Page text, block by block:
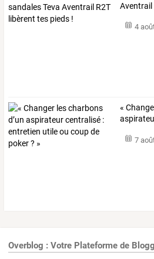
Aventrail
4
«
7
Overblog : Votre Plateforme de